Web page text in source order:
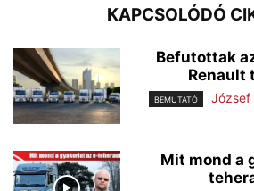
KAPCSOLÓDÓ
Befutottak
Renault
BEMUTATÓ József
Mit mond a